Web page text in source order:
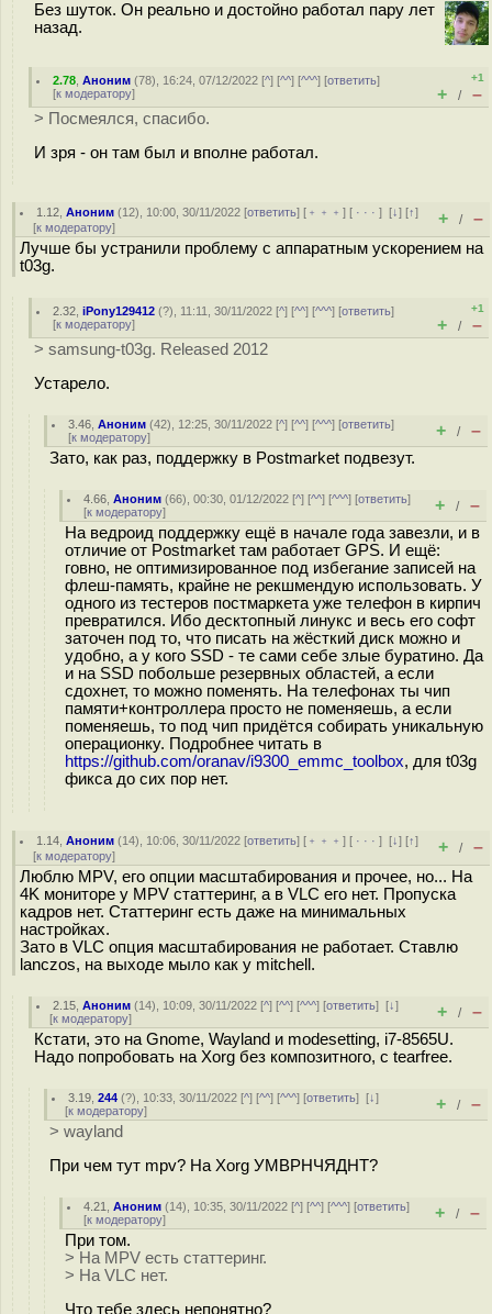
Без шуток. Он реально и достойно работал пару лет
назад.
2.78 ,Аноним (78), 16:24, 07/12/2022 [^] [^^] [^^^] [ответить]
[к модератору]
+1
+ / –
> Посмеялся, спасибо.
И зря - он там был и вполне работал.
1.12 ,Аноним (12), 10:00, 30/11/2022 [ответить] [ ﹢﹢﹢] [ · · ·][↓] [↑]
[к модератору] + / –
Лучше бы устранили проблему с аппаратным ускорением на
t03g.
2.32 ,iPony129412 (?), 11:11, 30/11/2022 [^] [^^] [^^^] [ответить]
[к модератору]
+1
+ / –
> samsung-t03g. Released 2012
Устарело.
3.46 ,Аноним (42), 12:25, 30/11/2022 [^] [^^] [^^^] [ответить]
[к модератору] + / –
Зато, как раз, поддержку в Postmarket подвезут.
4.66 ,Аноним (66), 00:30, 01/12/2022 [^] [^^] [^^^] [ответить]
[к модератору] + / –
На ведроид поддержку ещё в начале года завезли, и в
отличие от Postmarket там работает GPS. И ещё:
говно, не оптимизированное под избегание записей на
флеш-память, крайне не рекшмендую использовать. У
одного из тестеров постмаркета уже телефон в кирпич
превратился. Ибо десктопный линукс и весь его софт
заточен под то, что писать на жёсткий диск можно и
удобно, а у кого SSD - те сами себе злые буратино. Да
и на SSD побольше резервных областей, а если
сдохнет, то можно поменять. На телефонах ты чип
памяти+контроллера просто не поменяешь, а если
поменяешь, то под чип придётся собирать уникальную
операционку. Подробнее читать в
https://github.com/oranav/i9300_emmc_toolbox, для t03g
фикса до сих пор нет.
1.14 ,Аноним (14), 10:06, 30/11/2022 [ответить] [ ﹢﹢﹢] [ · · ·][↓] [↑]
[к модератору] + / –
Люблю MPV, его опции масштабирования и прочее, но... На
4K мониторе у MPV статтеринг, а в VLC его нет. Пропуска
кадров нет. Статтеринг есть даже на минимальных
настройках.
Зато в VLC опция масштабирования не работает. Ставлю
lanczos, на выходе мыло как у mitchell.
2.15 ,Аноним (14), 10:09, 30/11/2022 [^] [^^] [^^^] [ответить][↓]
[к модератору] + / –
Кстати, это на Gnome, Wayland и modesetting, i7-8565U.
Надо попробовать на Xorg без композитного, с tearfree.
3.19 ,244 (?), 10:33, 30/11/2022 [^] [^^] [^^^] [ответить][↓]
[к модератору] + / –
> wayland
При чем тут mpv? На Xorg УМВРНЧЯДНТ?
4.21 ,Аноним (14), 10:35, 30/11/2022 [^] [^^] [^^^] [ответить]
[к модератору] + / –
При том.
> На MPV есть статтеринг.
> На VLC нет.
Что тебе здесь непонятно?